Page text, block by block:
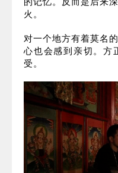
01
前世的西藏人
“外地人会把我当作是
地人”
方正今年36岁，是安
可用他的话讲，对于
的记忆。反而是后来
火。